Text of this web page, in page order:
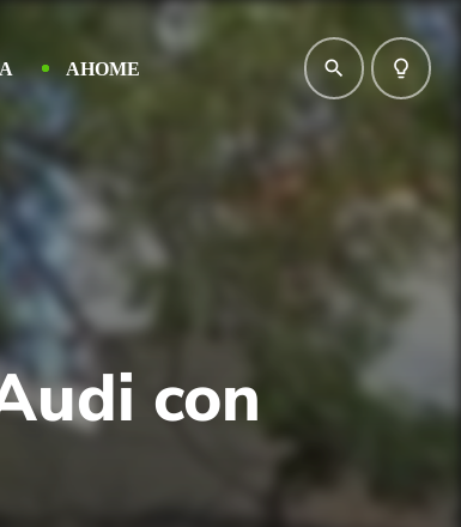
AHOME search lightbulb_outline
con